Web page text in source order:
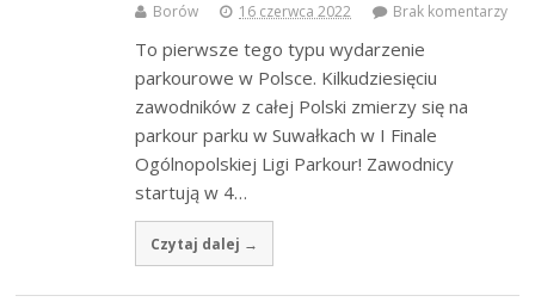
Borów 16 czerwca 2022 Brak komentarzy
To pierwsze tego typu wydarzenie
parkourowe w Polsce. Kilkudziesięciu
zawodników z całej Polski zmierzy się na
parkour parku w Suwałkach w I Finale
Ogólnopolskiej Ligi Parkour! Zawodnicy
startują w 4…
Czytaj dalej →